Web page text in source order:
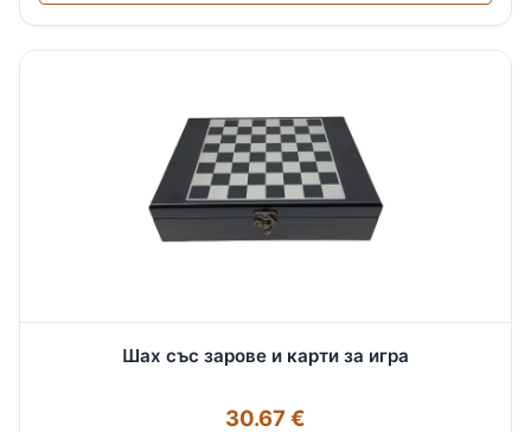
Шах със зарове и карти за игра
30.67 €